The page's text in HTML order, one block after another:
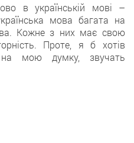
в українській мові –
мова багата на
Кожне з них має свою
Проте, я б хотів
на мою думку, звучать